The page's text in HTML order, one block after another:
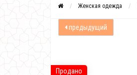
Женская одежда
предыдущий
Продано